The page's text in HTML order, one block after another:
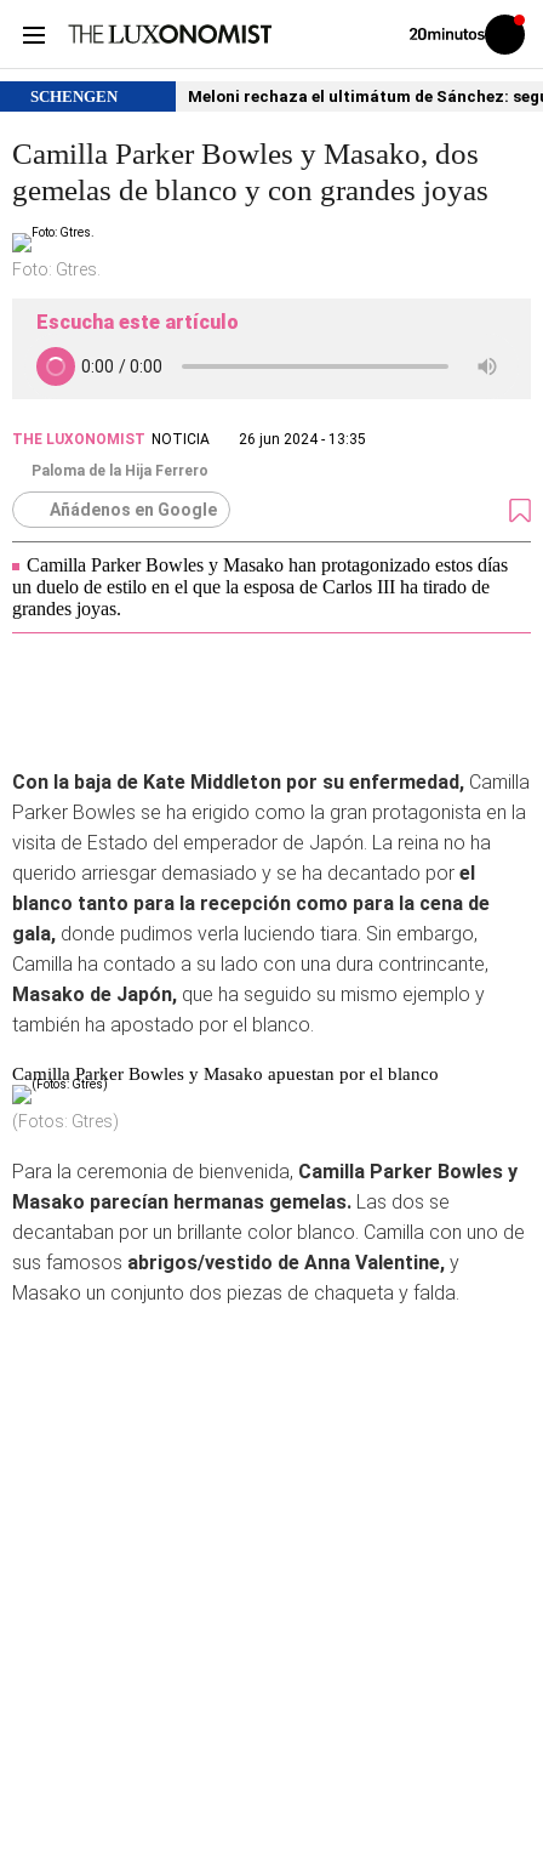
Volver
Iniciar
sesión
SCHENGEN Meloni rechaza el ultimátum de Sánchez:
Camilla Parker Bowles y Masako, dos
gemelas de blanco y con grandes joyas
Foto: Gtres.
Escucha este artículo
THE LUXONOMIST NOTICIA
26 jun 2024 - 13:35
Paloma de la Hija Ferrero
Añádenos en Google
Camilla Parker Bowles y Masako han protagonizado estos días
un duelo de estilo en el que la esposa de Carlos III ha tirado de
grandes joyas.
Con la baja de Kate Middleton por su enfermedad, Camilla
Parker Bowles se ha erigido como la gran protagonista en la
visita de Estado del emperador de Japón. La reina no ha
querido arriesgar demasiado y se ha decantado por el
blanco tanto para la recepción como para la cena de
gala, donde pudimos verla luciendo tiara. Sin embargo,
Camilla ha contado a su lado con una dura contrincante,
Masako de Japón, que ha seguido su mismo ejemplo y
también ha apostado por el blanco.
Camilla Parker Bowles y Masako apuestan por el blanco
(Fotos: Gtres)
Para la ceremonia de bienvenida, Camilla Parker Bowles y
Masako parecían hermanas gemelas. Las dos se
decantaban por un brillante color blanco. Camilla con uno de
sus famosos abrigos/vestido de Anna Valentine, y
Masako un conjunto dos piezas de chaqueta y falda.